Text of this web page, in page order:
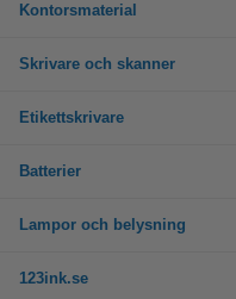
Kontorsmaterial
Skrivare och skanner
Etikettskrivare
Batterier
Lampor och belysning
123ink.se